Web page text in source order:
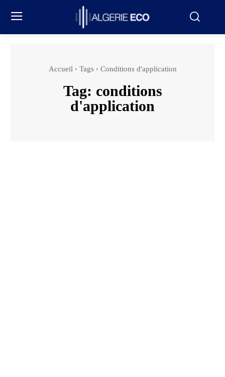
Accueil Tags Conditions d'application
Tag: conditions
d'application